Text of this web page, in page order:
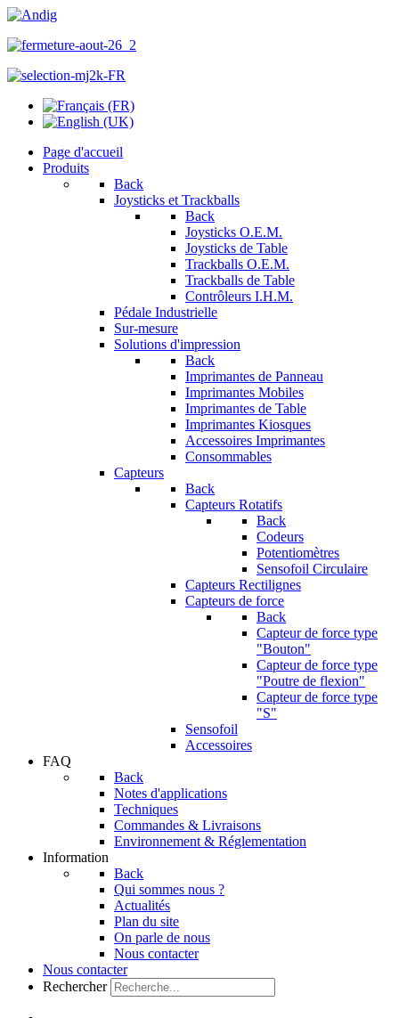
Page d'accueil
Produits
Back
Joysticks et Trackballs
Back
Joysticks O.E.M.
Joysticks de Table
Trackballs O.E.M.
Trackballs de Table
Contrôleurs I.H.M.
Pédale Industrielle
Sur-mesure
Solutions d'impression
Back
Imprimantes de Panneau
Imprimantes Mobiles
Imprimantes de Table
Imprimantes Kiosques
Accessoires Imprimantes
Consommables
Capteurs
Back
Capteurs Rotatifs
Back
Codeurs
Potentiomètres
Sensofoil Circulaire
Capteurs Rectilignes
Capteurs de force
Back
Capteur de force type
"Bouton"
Capteur de force type
"Poutre de flexion"
Capteur de force type
"S"
Sensofoil
Accessoires
FAQ
Back
Notes d'applications
Techniques
Commandes & Livraisons
Environnement & Réglementation
Information
Back
Qui sommes nous ?
Actualités
Plan du site
On parle de nous
Nous contacter
Nous contacter
Rechercher